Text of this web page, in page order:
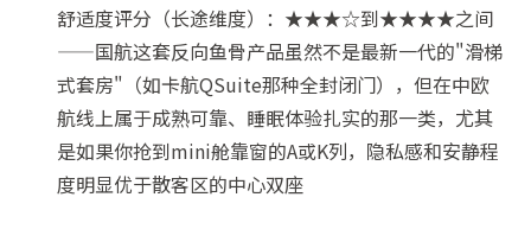
舒适度评分（长途维度）：★★★☆到★★★★之间
——国航这套反向鱼骨产品虽然不是最新一代的"滑梯
式套房"（如卡航QSuite那种全封闭门），但在中欧
航线上属于成熟可靠、睡眠体验扎实的那一类，尤其
是如果你抢到mini舱靠窗的A或K列，隐私感和安静程
度明显优于散客区的中心双座